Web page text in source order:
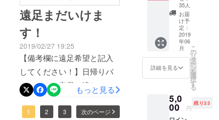
ご参加の皆様は、汚れても
気にならない靴でお越しく
ださいね。
遠足まだいけま
す！
2019/02/27 19:25
【備考欄に遠足希望と記入
してください！】日帰りバ
スツアーは定員に達してい
ますが、5,000円でワイン1
本のコース申し込んでくだ
もっと見る
1 2 3 次のページ
ト、フィル
ティバルな
ど盛りだく
さんです。
農家暮らし
は素敵なん
とを体感し
てほしい！
イン職
人特製
ロゼワ
イン１
本を提
供。 今
回のク
ラウド
ファン
ディン
グ限定
です。
＊ワイ
ン職人
35人
お届
け予
定：
2019
年06
月
詳細を見る
こ
の
リ
タ
ー
ン
を
選
択
す
る
5,0
00 円
残り33